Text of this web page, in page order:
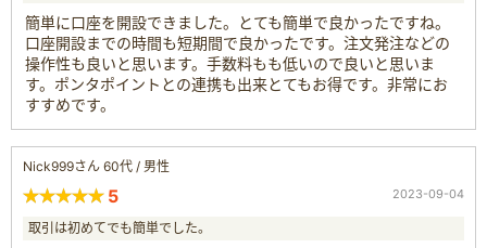
簡単に口座を開設できました。とても簡単で良かったですね。
口座開設までの時間も短期間で良かったです。注文発注などの
操作性も良いと思います。手数料もも低いので良いと思いま
す。ポンタポイントとの連携も出来とてもお得です。非常にお
すすめです。
Nick999さん 60代 / 男性
5 2023-09-04
取引は初めてでも簡単でした。